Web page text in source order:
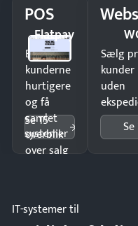
POS
Flatpay
Ekspedér
kunderne
hurtigere
og få
samlet
overblik
over salg
Se 15
systemer
Sælg
uden
IT-systemer til